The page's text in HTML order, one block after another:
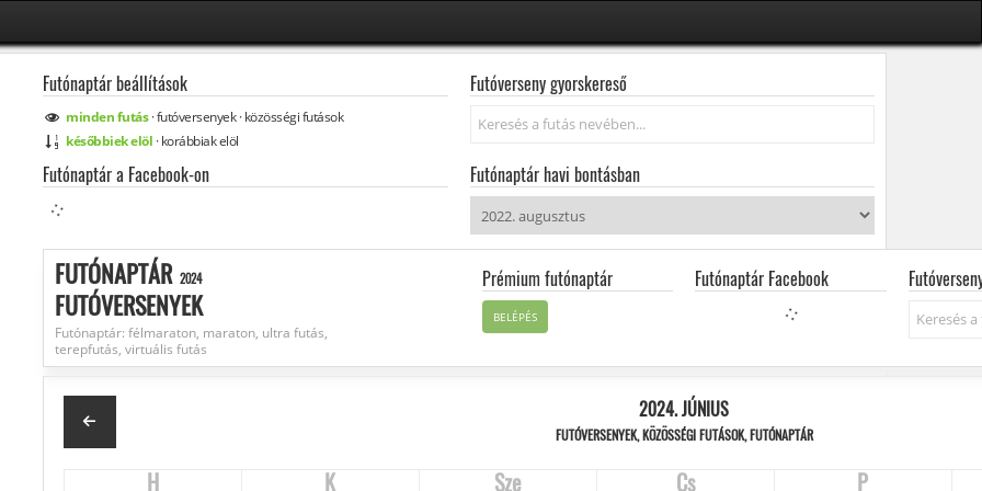
Futónaptár beállítások
mindenfutás·futóversenyek·közösségifutások
későbbiek elöl ·korábbiak elöl
Futónaptár a Facebook-on
FUTÓNAPTÁR 2024
FUTÓVERSENYEK
Futónaptár: félmaraton, maraton, ultra futás,
terepfutás, virtuális futás
Prémium futónaptár
BELÉPÉS
Futónaptár Facebook
Keresés...
2024. JÚNIUS
FUTÓVERSENYEK, KÖZÖSSÉGI FUTÁSOK, FUTÓNAPTÁR
H K Sze Cs
P
Futóverseny gyorskereső
Keresés...
Futónaptár havi bontásban